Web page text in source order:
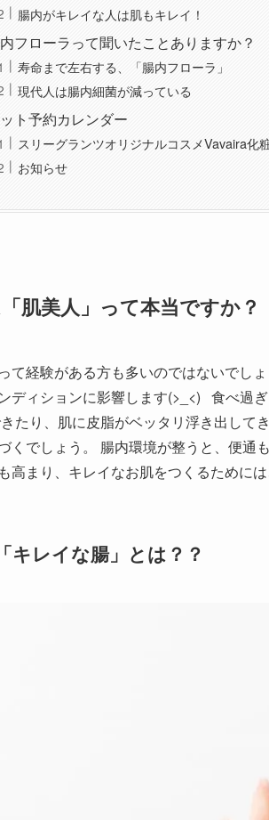
腸内がキレイな人は肌もキレイ！
フローラって聞いたことありますか？
寿命まで左右する、「腸内フローラ」
現代人は腸内細菌が減っている
ト予約カレンダー
スリーグランツオリジナルコスメVavaira化
お知らせ
「肌美人」って本当ですか？
て経験がある方も多いのではないでしょ
ディションに影響します(>_<) 食べ過
たり、肌に皮脂がベッタリ浮き出して
くでしょう。 腸内環境が整うと、便通
高まり、キレイなお肌をつくるために
キレイな腸」とは？？